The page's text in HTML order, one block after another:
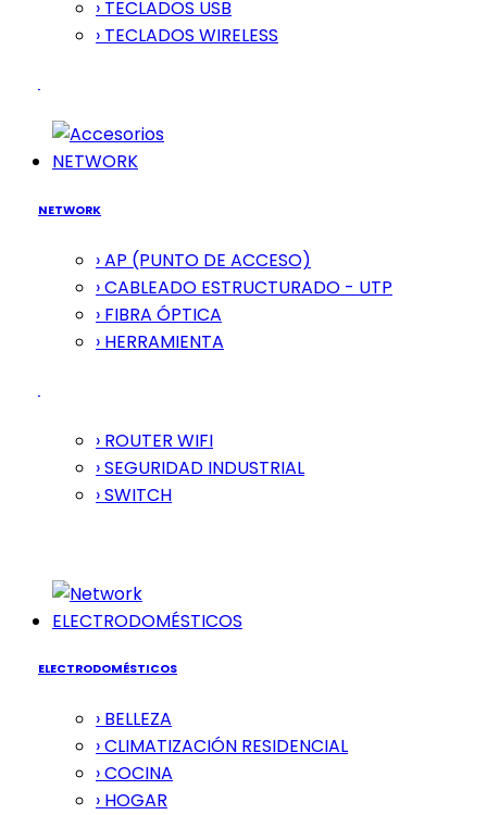
› TECLADOS USB
› TECLADOS WIRELESS
NETWORK
NETWORK
› AP (PUNTO DE ACCESO)
› CABLEADO ESTRUCTURADO - UTP
› FIBRA ÓPTICA
› HERRAMIENTA
› ROUTER WIFI
› SEGURIDAD INDUSTRIAL
› SWITCH
ELECTRODOMÉSTICOS
ELECTRODOMÉSTICOS
› BELLEZA
› CLIMATIZACIÓN RESIDENCIAL
› COCINA
› HOGAR